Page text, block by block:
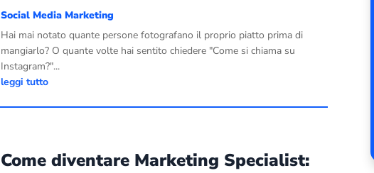
Social Media Marketing
Hai mai notato quante persone fotografano il proprio piatto prima di
mangiarlo? O quante volte hai sentito chiedere "Come si chiama su
Instagram?"...
leggi tutto
Come diventare Marketing Specialist: